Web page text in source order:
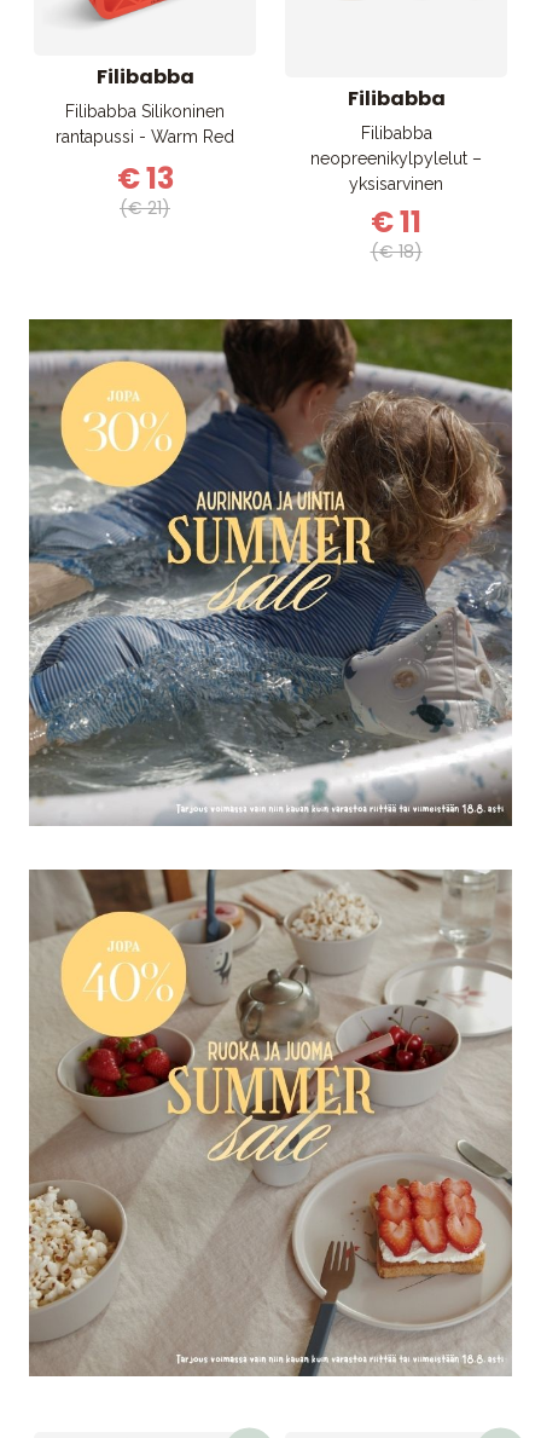
Filibabba
Filibabba Silikoninen
rantapussi - Warm Red
€ 13
(€ 21)
Filibabba
Filibabba
neopreenikylpylelut –
yksisarvinen
€ 11
(€ 18)